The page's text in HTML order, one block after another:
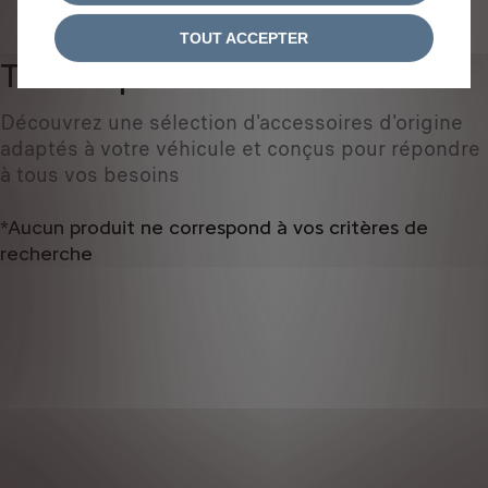
Tous les produits
Découvrez une sélection d'accessoires d'origine
adaptés à votre véhicule et conçus pour répondre
à tous vos besoins
*Aucun produit ne correspond à vos critères de
recherche
TOUT ACCEPTER